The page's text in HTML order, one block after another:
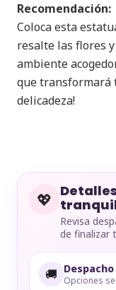
Recomendación:
Coloca esta
resalte las flores
ambiente
que transformará
delicadeza!
💖
Revisa
de finalizar
🚚 Opciones